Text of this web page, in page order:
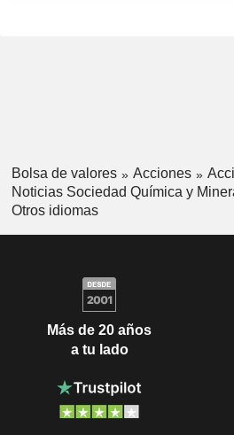
Bolsa de valores Acciones
Noticias Sociedad Química y
Otros idiomas
Más de 20 años
a tu lado